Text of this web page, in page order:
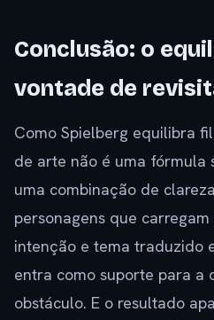
Conclusão: o
vontade de
Como Spielberg equilibra
de arte não é uma fórmula
uma combinação de
personagens que
intenção e tema traduzido
entra como suporte para a
obstáculo. E o resultado